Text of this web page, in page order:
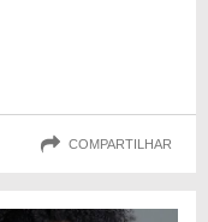
COMPARTILHAR